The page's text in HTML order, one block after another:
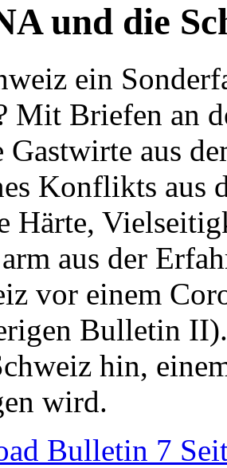
und die
ein
Mit Briefen an
Gastwirte aus
Konflikts aus
Härte,
aus der
vor einem
Bulletin
hin,
wird.
Bulletin 7